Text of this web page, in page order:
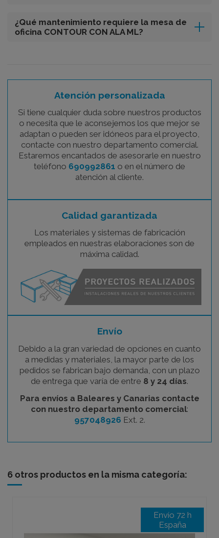
¿Qué mantenimiento requiere la mesa de
oficina CONTOUR CON ALA ML?
Atención personalizada
Si tiene cualquier duda sobre nuestros productos
o necesita que le aconsejemos los que mejor se
adaptan o pueden ser idóneos para el proyecto,
contacte con nuestro departamento comercial.
Estaremos encantados de asesorarle en nuestro
teléfono 690992861 o en el número de
atención al cliente.
Calidad garantizada
Los materiales y sistemas de fabricación
empleados en nuestras elaboraciones son de
máxima calidad.
Envío
Debido a la gran variedad de opciones en cuanto
a medidas y materiales, la mayor parte de los
pedidos se fabrican bajo demanda, con un plazo
de entrega que varía de entre 8 y 24 días.
Para envíos a Baleares y Canarias contacte
con nuestro departamento comercial:
957048926 Ext. 2.
6 otros productos en la misma categoría:
Envío 72 h
España